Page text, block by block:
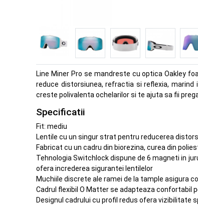
Line Miner Pro se mandreste cu optica Oakley
reduce distorsiunea, refractia si reflexia,
creste polivalenta ochelarilor si te ajuta sa fii
Specificatii
Fit: mediu
Lentile cu un singur strat pentru reducerea
Fabricat cu un cadru din biorezina, curea din
Tehnologia Switchlock dispune de 6 magneti in
ofera increderea sigurantei lentilelor
Muchiile discrete ale ramei de la tample asigura
Cadrul flexibil O Matter se adapteaza confortabil
Designul cadrului cu profil redus ofera